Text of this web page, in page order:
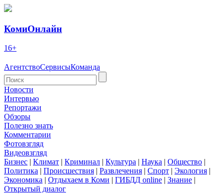
КомиОнлайн
16+
АгентствоСервисыКоманда
Новости
Интервью
Репортажи
Обзоры
Полезно знать
Комментарии
Фотовзгляд
Видеовзгляд
Бизнес | Климат | Криминал | Культура | Наука | Общество |
Политика | Происшествия | Развлечения | Спорт | Экология |
Экономика | Отдыхаем в Коми | ГИБДД online | Знание |
Открытый диалог